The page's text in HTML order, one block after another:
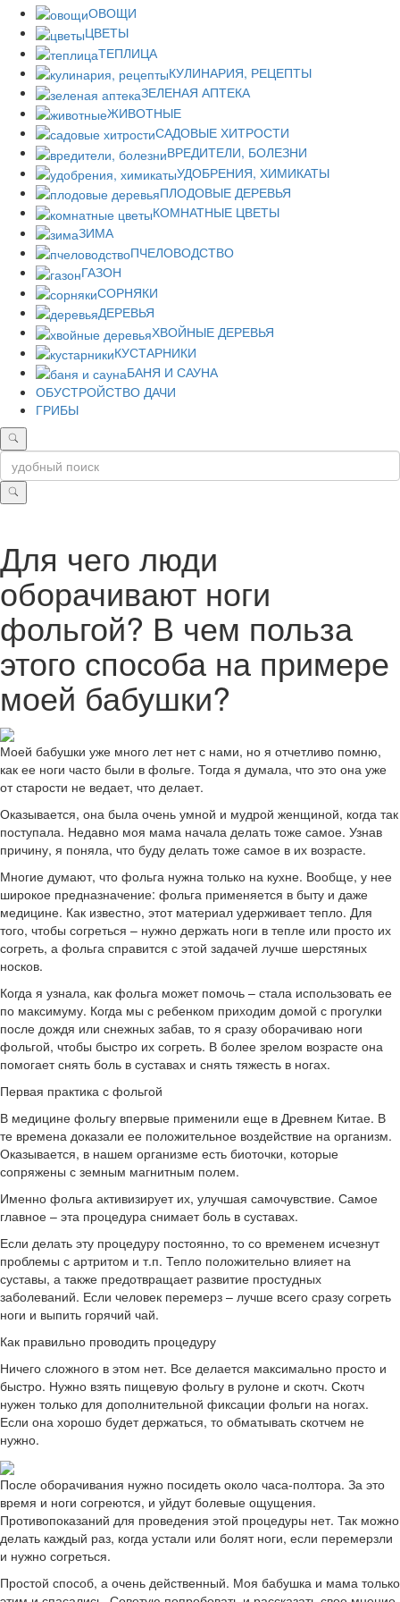
ОВОЩИ
ЦВЕТЫ
ТЕПЛИЦА
КУЛИНАРИЯ, РЕЦЕПТЫ
ЗЕЛЕНАЯ АПТЕКА
ЖИВОТНЫЕ
САДОВЫЕ ХИТРОСТИ
ВРЕДИТЕЛИ, БОЛЕЗНИ
УДОБРЕНИЯ, ХИМИКАТЫ
ПЛОДОВЫЕ ДЕРЕВЬЯ
КОМНАТНЫЕ ЦВЕТЫ
ЗИМА
ПЧЕЛОВОДСТВО
ГАЗОН
СОРНЯКИ
ДЕРЕВЬЯ
ХВОЙНЫЕ ДЕРЕВЬЯ
КУСТАРНИКИ
БАНЯ И САУНА
ОБУСТРОЙСТВО ДАЧИ
ГРИБЫ
Для чего люди
оборачивают ноги
фольгой? В чем польза
этого способа на примере
моей бабушки?
Моей бабушки уже много лет нет с нами, но я отчетливо помню,
как ее ноги часто были в фольге. Тогда я думала, что это она уже
от старости не ведает, что делает.
Оказывается, она была очень умной и мудрой женщиной, когда так
поступала. Недавно моя мама начала делать тоже самое. Узнав
причину, я поняла, что буду делать тоже самое в их возрасте.
Многие думают, что фольга нужна только на кухне. Вообще, у нее
широкое предназначение: фольга применяется в быту и даже
медицине. Как известно, этот материал удерживает тепло. Для
того, чтобы согреться – нужно держать ноги в тепле или просто их
согреть, а фольга справится с этой задачей лучше шерстяных
носков.
Когда я узнала, как фольга может помочь – стала использовать ее
по максимуму. Когда мы с ребенком приходим домой с прогулки
после дождя или снежных забав, то я сразу оборачиваю ноги
фольгой, чтобы быстро их согреть. В более зрелом возрасте она
помогает снять боль в суставах и снять тяжесть в ногах.
Первая практика с фольгой
В медицине фольгу впервые применили еще в Древнем Китае. В
те времена доказали ее положительное воздействие на организм.
Оказывается, в нашем организме есть биоточки, которые
сопряжены с земным магнитным полем.
Именно фольга активизирует их, улучшая самочувствие. Самое
главное – эта процедура снимает боль в суставах.
Если делать эту процедуру постоянно, то со временем исчезнут
проблемы с артритом и т.п. Тепло положительно влияет на
суставы, а также предотвращает развитие простудных
заболеваний. Если человек перемерз – лучше всего сразу согреть
ноги и выпить горячий чай.
Как правильно проводить процедуру
Ничего сложного в этом нет. Все делается максимально просто и
быстро. Нужно взять пищевую фольгу в рулоне и скотч. Скотч
нужен только для дополнительной фиксации фольги на ногах.
Если она хорошо будет держаться, то обматывать скотчем не
нужно.
После оборачивания нужно посидеть около часа-полтора. За это
время и ноги согреются, и уйдут болевые ощущения.
Противопоказаний для проведения этой процедуры нет. Так можно
делать каждый раз, когда устали или болят ноги, если перемерзли
и нужно согреться.
Простой способ, а очень действенный. Моя бабушка и мама только